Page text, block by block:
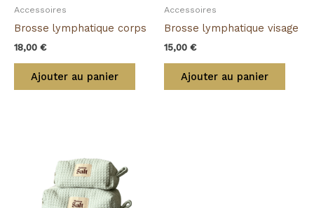
Accessoires
Brosse lymphatique corps
18,00 €
Ajouter au panier
Accessoires
Brosse lymphatique visage
15,00 €
Ajouter au panier